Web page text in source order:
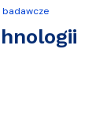
badawcze